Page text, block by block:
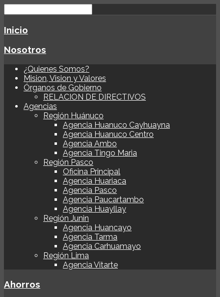
Inicio
Nosotros
¿Quienes Somos?
Mision, Vision y Valores
Órganos de Gobierno
RELACION DE DIRECTIVOS
Agencias
Región Huánuco
Agencia Huanuco Cayhuayna
Agencia Huanuco Centro
Agencia Ambo
Agencia Tingo Maria
Región Pasco
Oficina Principal
Agencia Huariaca
Agencia Pasco
Agencia Paucartambo
Agencia Huayllay
Región Junin
Agencia Huancayo
Agencia Tarma
Agencia Carhuamayo
Región Lima
Agencia Vitarte
Ahorros